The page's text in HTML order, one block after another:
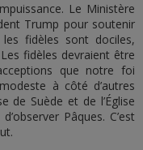
Le Ministère
Trump pour soutenir
les fidèles sont dociles,
fidèles devraient être
que notre foi
à côté d’autres
de Suède et de l’Église
Pâques. C’est